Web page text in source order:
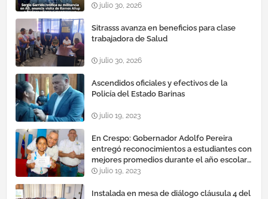
cauteloso»
julio 30, 2026
Sitrasss avanza en beneficios para clase
trabajadora de Salud
julio 30, 2026
Ascendidos oficiales y efectivos de la
Policía del Estado Barinas
julio 19, 2023
En Crespo: Gobernador Adolfo Pereira
entregó reconocimientos a estudiantes con
mejores promedios durante el año escolar
2022 – 2023
julio 19, 2023
Instalada en mesa de diálogo cláusula 4 del